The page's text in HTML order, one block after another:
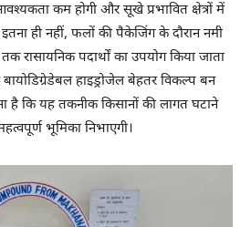
कम होगी और सूखे प्रभावित क्षेत्रों में
ही नहीं, फलों की पैकेजिंग के दौरान नमी
रासायनिक पदार्थों का उपयोग किया जाता
हाइड्रोजेल बेहतर विकल्प बन
है कि यह तकनीक किसानों की लागत घटाने
भूमिका निभाएगी।